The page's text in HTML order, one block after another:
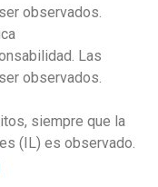
observados.
Las
observados.
siempre que la
(IL) es observado.